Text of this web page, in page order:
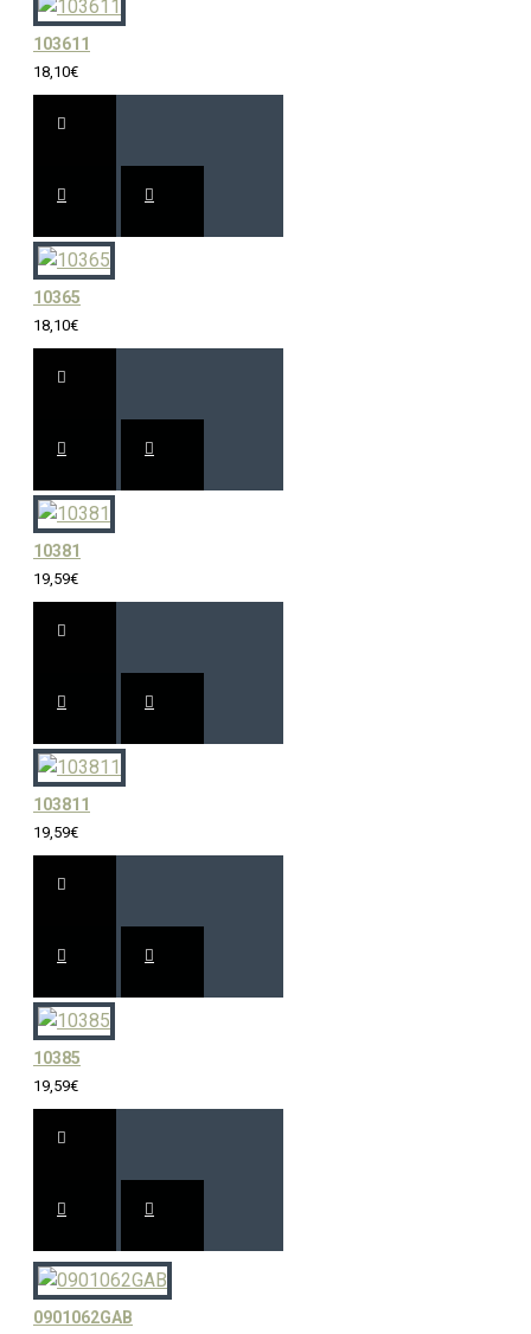
103611
18,10€
10365
18,10€
10381
19,59€
103811
19,59€
10385
19,59€
0901062GAB